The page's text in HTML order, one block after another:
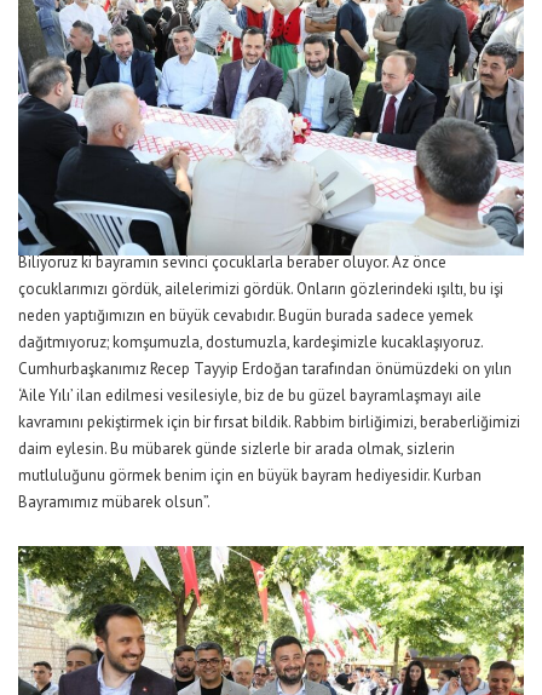
Biliyoruz ki bayramın sevinci çocuklarla beraber oluyor. Az önce
çocuklarımızı gördük, ailelerimizi gördük. Onların gözlerindeki ışıltı, bu işi
neden yaptığımızın en büyük cevabıdır. Bugün burada sadece yemek
dağıtmıyoruz; komşumuzla, dostumuzla, kardeşimizle kucaklaşıyoruz.
Cumhurbaşkanımız Recep Tayyip Erdoğan tarafından önümüzdeki on yılın
‘Aile Yılı’ ilan edilmesi vesilesiyle, biz de bu güzel bayramlaşmayı aile
kavramını pekiştirmek için bir fırsat bildik. Rabbim birliğimizi, beraberliğimizi
daim eylesin. Bu mübarek günde sizlerle bir arada olmak, sizlerin
mutluluğunu görmek benim için en büyük bayram hediyesidir. Kurban
Bayramımız mübarek olsun”.